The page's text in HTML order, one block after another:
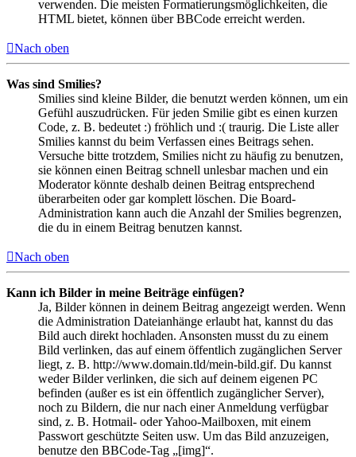
verwenden. Die meisten Formatierungsmöglichkeiten, die
HTML bietet, können über BBCode erreicht werden.
Nach oben
Was sind Smilies?
Smilies sind kleine Bilder, die benutzt werden können, um ein
Gefühl auszudrücken. Für jeden Smilie gibt es einen kurzen
Code, z. B. bedeutet :) fröhlich und :( traurig. Die Liste aller
Smilies kannst du beim Verfassen eines Beitrags sehen.
Versuche bitte trotzdem, Smilies nicht zu häufig zu benutzen,
sie können einen Beitrag schnell unlesbar machen und ein
Moderator könnte deshalb deinen Beitrag entsprechend
überarbeiten oder gar komplett löschen. Die Board-
Administration kann auch die Anzahl der Smilies begrenzen,
die du in einem Beitrag benutzen kannst.
Nach oben
Kann ich Bilder in meine Beiträge einfügen?
Ja, Bilder können in deinem Beitrag angezeigt werden. Wenn
die Administration Dateianhänge erlaubt hat, kannst du das
Bild auch direkt hochladen. Ansonsten musst du zu einem
Bild verlinken, das auf einem öffentlich zugänglichen Server
liegt, z. B. http://www.domain.tld/mein-bild.gif. Du kannst
weder Bilder verlinken, die sich auf deinem eigenen PC
befinden (außer es ist ein öffentlich zugänglicher Server),
noch zu Bildern, die nur nach einer Anmeldung verfügbar
sind, z. B. Hotmail- oder Yahoo-Mailboxen, mit einem
Passwort geschützte Seiten usw. Um das Bild anzuzeigen,
benutze den BBCode-Tag „[img]“.